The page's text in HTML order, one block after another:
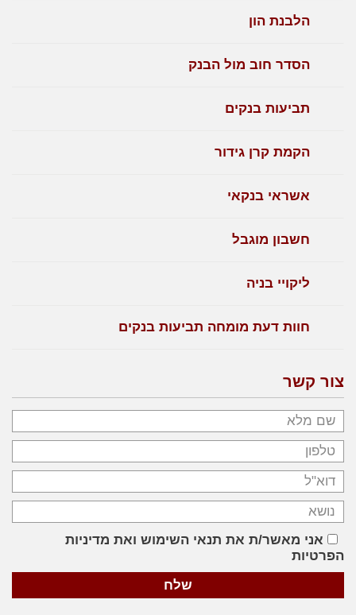
הלבנת הון
הסדר חוב מול הבנק
תביעות בנקים
הקמת קרן גידור
אשראי בנקאי
חשבון מוגבל
ליקויי בניה
חוות דעת מומחה תביעות בנקים
צור קשר
אני מאשר/ת את תנאי השימוש ואת מדיניות
הפרטיות